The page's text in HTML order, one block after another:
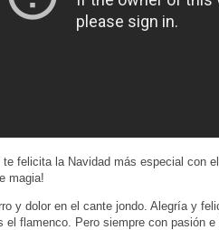
te felicita la Navidad más especial con
magia!
y dolor en el cante jondo. Alegría y
el flamenco. Pero siempre con pasión